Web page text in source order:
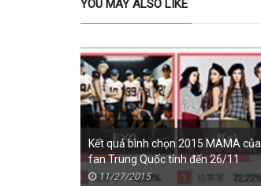
YOU MAY ALSO LIKE
Kết quả bình chọn 2015 MAMA của
fan Trung Quốc tính đến 26/11
11/27/2015